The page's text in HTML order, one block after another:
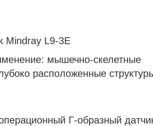
Mindray L9-3E
мышечно-скелетные
расположенные
Г-образный